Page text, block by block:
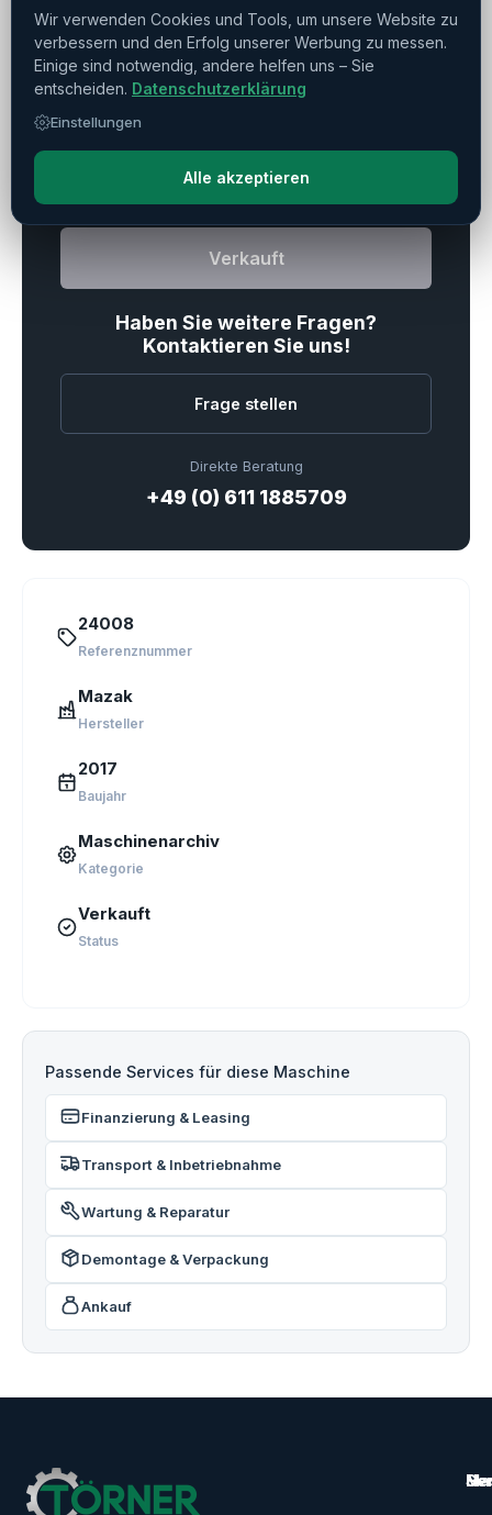
NC-Rundtisch ▼
Drucken
Verkauft
Haben Sie weitere Fragen?
Kontaktieren Sie uns!
Frage stellen
Direkte Beratung
+49 (0) 611 1885709
24008
Referenznummer
Mazak
Hersteller
2017
Baujahr
Maschinenarchiv
Kategorie
Verkauft
Status
Passende Services für diese Maschine
Finanzierung & Leasing
Transport & Inbetriebnahme
Wartung & Reparatur
Demontage & Verpackung
Ankauf
Wir verwenden Cookies und Tools, um unsere Website zu
verbessern und den Erfolg unserer Werbung zu messen.
Einige sind notwendig, andere helfen uns – Sie
entscheiden. Datenschutzerklärung
Einstellungen
Alle akzeptieren